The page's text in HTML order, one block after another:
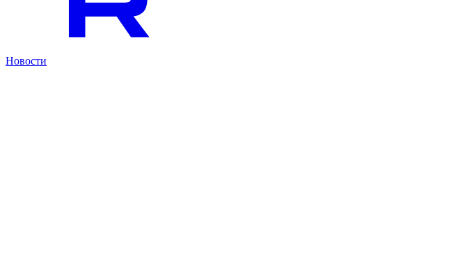
Новости